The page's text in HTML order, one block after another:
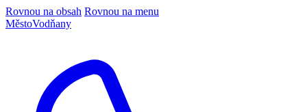
Rovnou na obsah Rovnou na menu
MěstoVodňany